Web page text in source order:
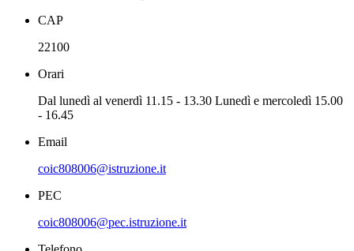
CAP
22100
Orari
Dal lunedì al venerdì 11.15 - 13.30 Lunedì e mercoledì 15.00
- 16.45
Email
coic808006@istruzione.it
PEC
coic808006@pec.istruzione.it